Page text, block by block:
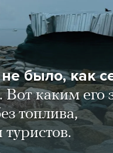
было, как
каким его
топлива,
туристов.